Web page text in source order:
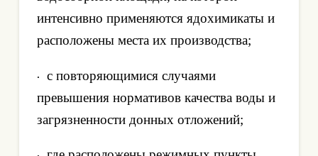
интенсивно применяются ядохимикаты и
расположены места их производства;
·
с повторяющимися случаями
превышения нормативов качества воды и
загрязненности донных отложений;